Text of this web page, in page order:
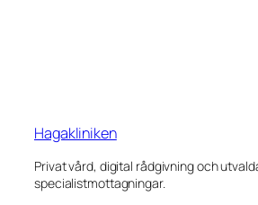
Hagakliniken
Privat vård, digital rådgivning och
specialistmottagningar.